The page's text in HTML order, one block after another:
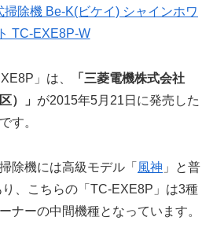
除機 Be-K(ビケイ) シャインホワ
TC-EXE8P-W
」は、
「三菱電機株式会社
）」 が2015年5月21日に発売した
す。
除機には高級モデル「 風神 」と普
り、こちらの「TC-EXE8P」は3種
ナーの中間機種となっています。